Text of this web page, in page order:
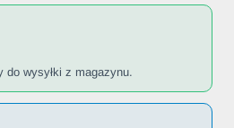
do wysyłki z magazynu.